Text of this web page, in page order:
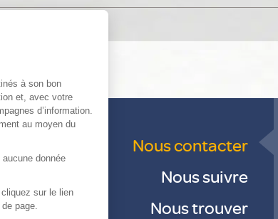
à son bon
et, avec votre
d’information.
au moyen du
donnée
sur le lien
page.
Nous contacter
Nous suivre
Nous trouver